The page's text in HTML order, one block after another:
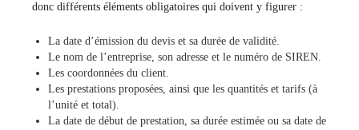
donc différents éléments obligatoires qui doivent y figurer :
La date d’émission du devis et sa durée de validité.
Le nom de l’entreprise, son adresse et le numéro de SIREN.
Les coordonnées du client.
Les prestations proposées, ainsi que les quantités et tarifs (à
l’unité et total).
La date de début de prestation, sa durée estimée ou sa date de